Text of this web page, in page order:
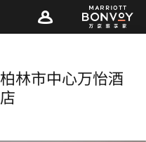
柏林市中心万怡酒
店